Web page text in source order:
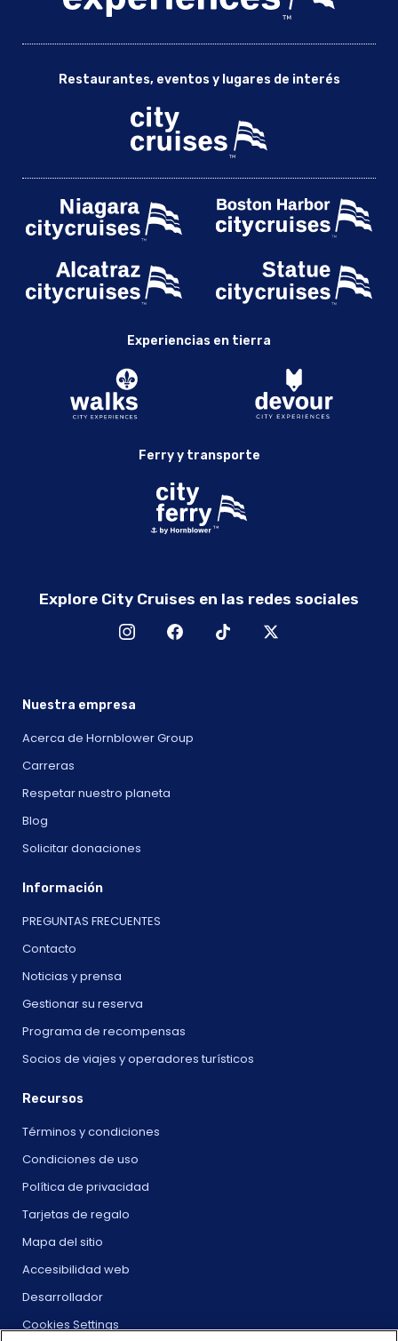
Restaurantes, eventos y lugares de interés
Experiencias en tierra
Ferry y transporte
Explore City Cruises en las redes sociales
Nuestra empresa
Acerca de Hornblower Group
Carreras
Respetar nuestro planeta
Blog
Solicitar donaciones
Información
PREGUNTAS FRECUENTES
Contacto
Noticias y prensa
Gestionar su reserva
Programa de recompensas
Socios de viajes y operadores turísticos
Recursos
Términos y condiciones
Condiciones de uso
Política de privacidad
Tarjetas de regalo
Mapa del sitio
Accesibilidad web
Desarrollador
Cookies Settings